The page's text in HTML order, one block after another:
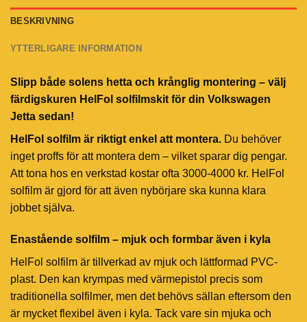
BESKRIVNING
YTTERLIGARE INFORMATION
Slipp både solens hetta och krånglig montering – välj
färdigskuren HelFol solfilmskit för din Volkswagen
Jetta sedan!
HelFol solfilm är riktigt enkel att montera. Du behöver
inget proffs för att montera dem – vilket sparar dig pengar.
Att tona hos en verkstad kostar ofta 3000-4000 kr. HelFol
solfilm är gjord för att även nybörjare ska kunna klara
jobbet själva.
Enastående solfilm – mjuk och formbar även i kyla
HelFol solfilm är tillverkad av mjuk och lättformad PVC-
plast. Den kan krympas med värmepistol precis som
traditionella solfilmer, men det behövs sällan eftersom den
är mycket flexibel även i kyla. Tack vare sin mjuka och